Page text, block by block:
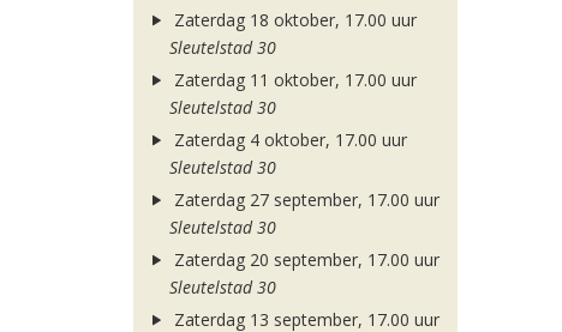
Zaterdag 18 oktober, 17.00 uur
Sleutelstad 30
Zaterdag 11 oktober, 17.00 uur
Sleutelstad 30
Zaterdag 4 oktober, 17.00 uur
Sleutelstad 30
Zaterdag 27 september, 17.00 uur
Sleutelstad 30
Zaterdag 20 september, 17.00 uur
Sleutelstad 30
Zaterdag 13 september, 17.00 uur